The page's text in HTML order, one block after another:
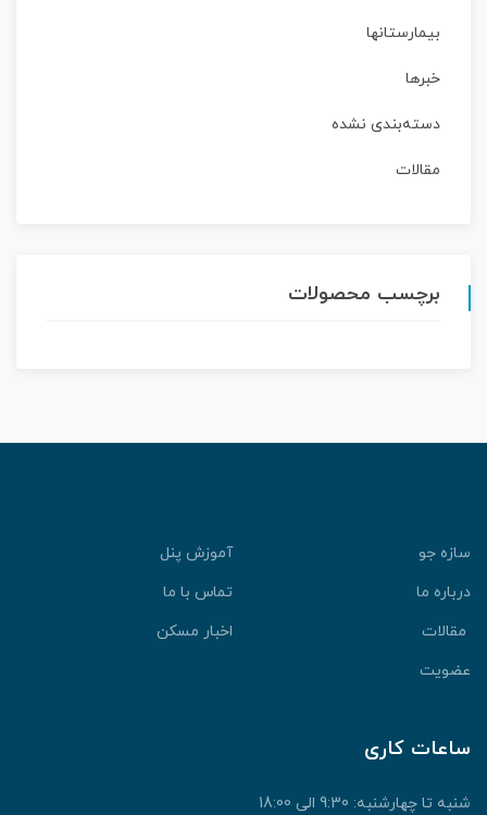
بیمارستانها
خبرها
دسته‌بندی نشده
مقالات
برچسب محصولات
جو
آموزش پنل
ما
تماس با ما
اخبار مسکن
کاری
تا چهارشنبه: 9:30 الی 18:00